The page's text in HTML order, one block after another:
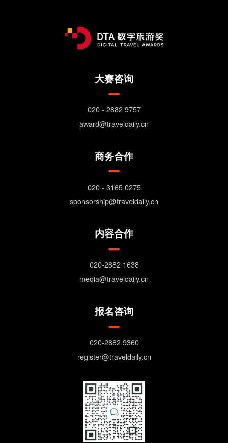
大赛咨询
020 - 2882 9757
award@traveldaily.cn
商务合作
020 - 3165 0275
sponsorship@traveldaily.cn
内容合作
020-2882 1638
media@traveldaily.cn
报名咨询
020-2882 9360
register@traveldaily.cn